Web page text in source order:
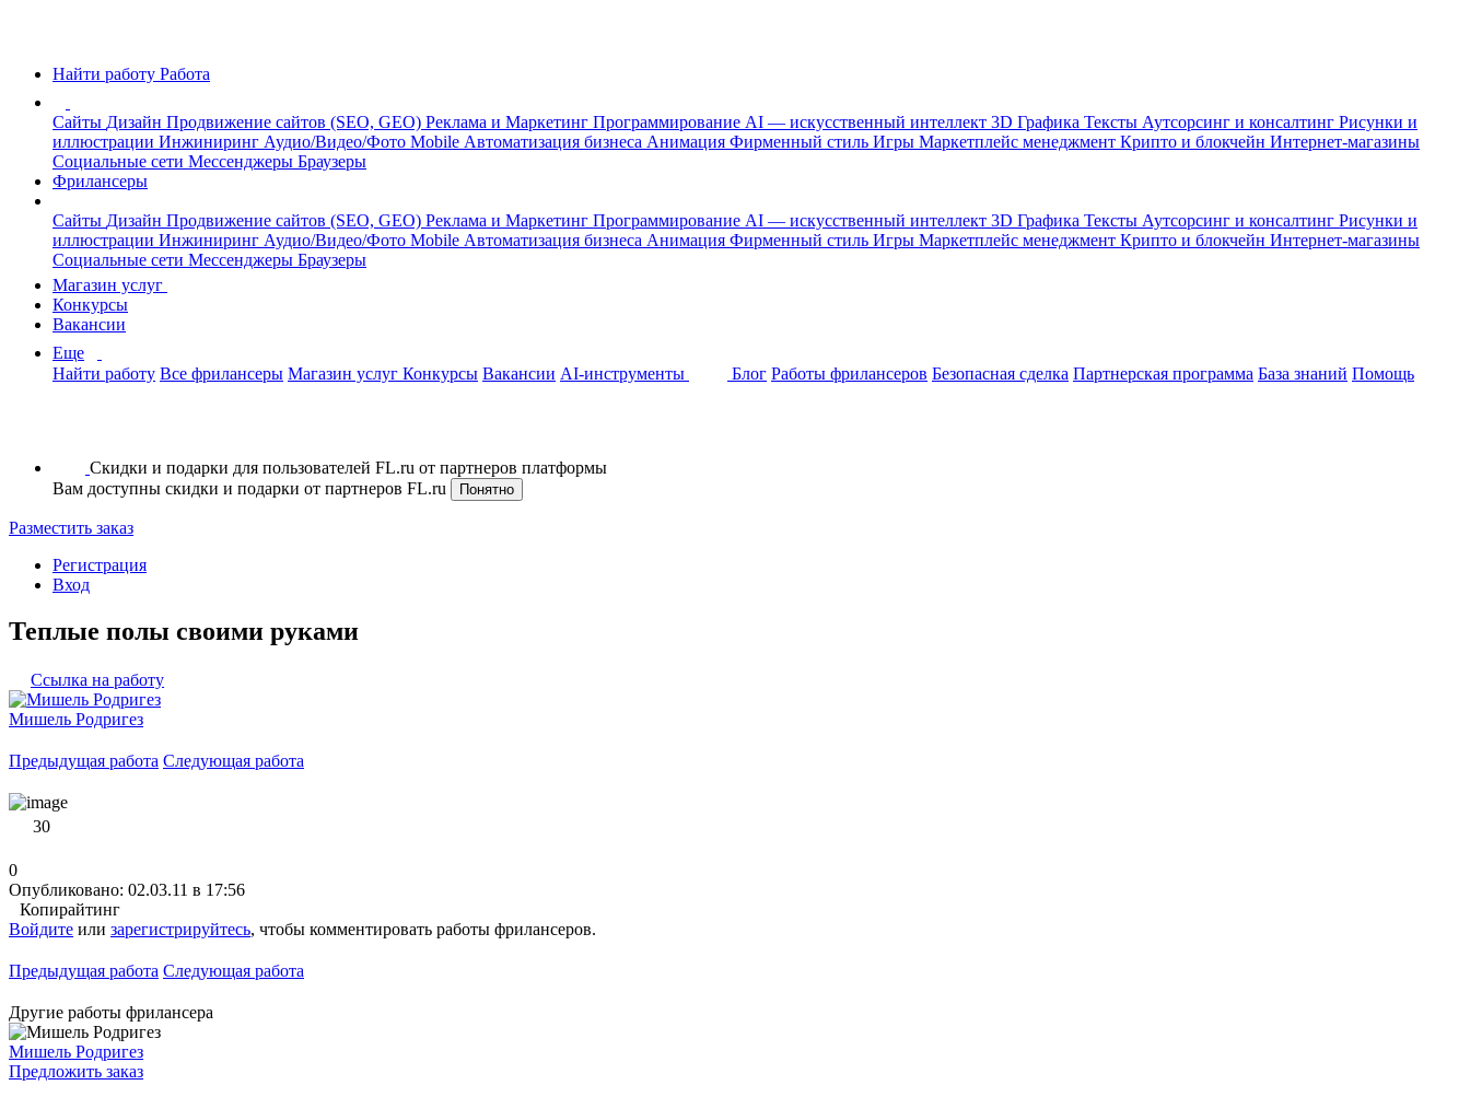
Найти работу Работа
Сайты Дизайн Продвижение сайтов (SEO, GEO) Реклама и Маркетинг Программирование AI — искусственный интеллект 3D Графика Тексты Аутсорсинг и консалтинг Рисунки и
иллюстрации Инжиниринг Аудио/Видео/Фото Mobile Автоматизация бизнеса Анимация Фирменный стиль Игры Маркетплейс менеджмент Крипто и блокчейн Интернет-магазины
Социальные сети Мессенджеры Браузеры
Фрилансеры
Сайты Дизайн Продвижение сайтов (SEO, GEO) Реклама и Маркетинг Программирование AI — искусственный интеллект 3D Графика Тексты Аутсорсинг и консалтинг Рисунки и
иллюстрации Инжиниринг Аудио/Видео/Фото Mobile Автоматизация бизнеса Анимация Фирменный стиль Игры Маркетплейс менеджмент Крипто и блокчейн Интернет-магазины
Социальные сети Мессенджеры Браузеры
Магазин услуг
Конкурсы
Вакансии
Еще
Найти работу Все фрилансеры Магазин услуг Конкурсы Вакансии AI-инструменты Блог Работы фрилансеров Безопасная сделка Партнерская программа База знаний Помощь
Скидки и подарки для пользователей FL.ru от партнеров платформы
Вам доступны скидки и подарки от партнеров FL.ru
Понятно
Разместить заказ
Регистрация
Вход
Теплые полы своими руками
Ссылка на работу
Мишель Родригез
Предыдущая работа Следующая работа
30
0
Опубликовано: 02.03.11 в 17:56
Копирайтинг
Войдите или зарегистрируйтесь, чтобы комментировать работы фрилансеров.
Предыдущая работа Следующая работа
Другие работы фрилансера
Мишель Родригез
Предложить заказ